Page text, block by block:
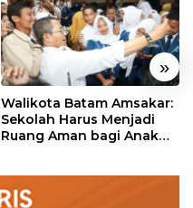
»
Walikota Batam Amsakar:
Sekolah Harus Menjadi
Ruang Aman bagi Anak